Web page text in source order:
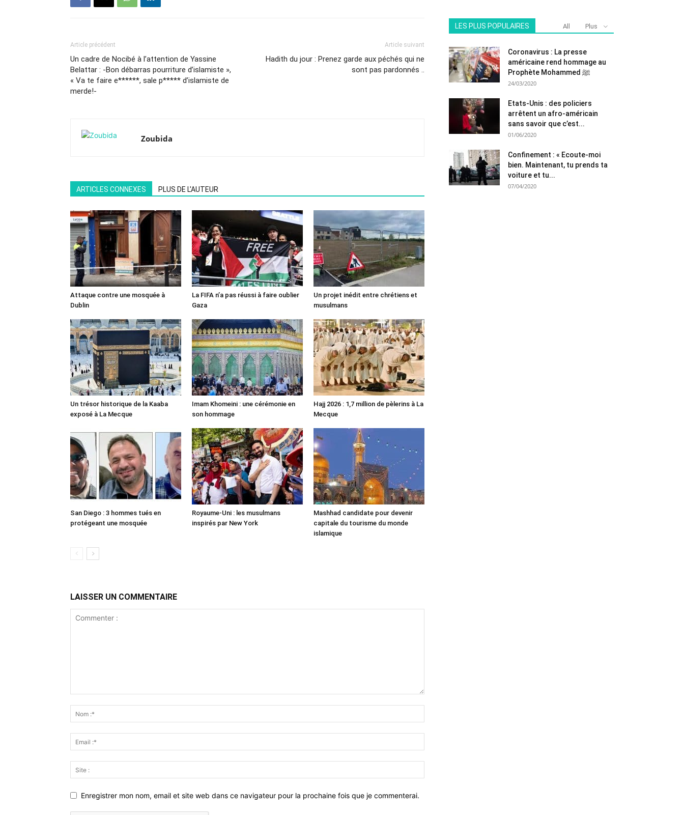
Article précédent
Un cadre de Nocibé à l’attention de Yassine
Belattar : -Bon débarras pourriture d’islamiste »,
« Va te faire e******, sale p***** d’islamiste de
merde!-
Article suivant
Hadith du jour : Prenez garde aux péchés qui ne
sont pas pardonnés ..
Zoubida
ARTICLES CONNEXES PLUS DE L'AUTEUR
Attaque contre une mosquée à
Dublin
La FIFA n’a pas réussi à faire oublier
Gaza
Un projet inédit entre chrétiens et
musulmans
Un trésor historique de la Kaaba
exposé à La Mecque
Imam Khomeini : une cérémonie en
son hommage
Hajj 2026 : 1,7 million de pèlerins à La
Mecque
San Diego : 3 hommes tués en
protégeant une mosquée
Royaume-Uni : les musulmans
inspirés par New York
Mashhad candidate pour devenir
capitale du tourisme du monde
islamique
LAISSER UN COMMENTAIRE
Enregistrer mon nom, email et site web dans ce navigateur pour la prochaine fois que je commenterai.
LES PLUS POPULAIRES All Plus
Coronavirus : La presse
américaine rend hommage au
Prophète Mohammed ﷺ
24/03/2020
Etats-Unis : des policiers
arrêtent un afro-américain
sans savoir que c’est...
01/06/2020
Confinement : « Ecoute-moi
bien. Maintenant, tu prends ta
voiture et tu...
07/04/2020